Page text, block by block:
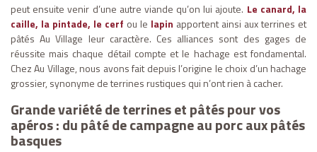
peut ensuite venir d’une autre viande qu’on lui ajoute. Le canard, la
caille, la pintade, le cerf ou le lapin apportent ainsi aux terrines et
pâtés Au Village leur caractère. Ces alliances sont des gages de
réussite mais chaque détail compte et le hachage est fondamental.
Chez Au Village, nous avons fait depuis l’origine le choix d’un hachage
grossier, synonyme de terrines rustiques qui n’ont rien à cacher.
Grande variété de terrines et pâtés pour vos
apéros : du pâté de campagne au porc aux pâtés
basques